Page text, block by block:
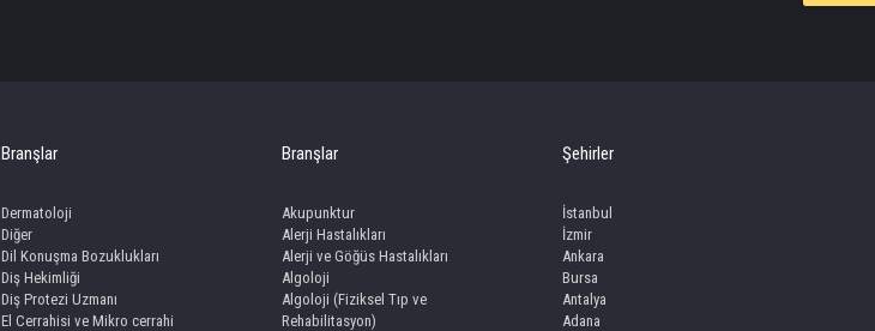
Branşlar
Dermatoloji
Diğer
Dil Konuşma Bozuklukları
Diş Hekimliği
Diş Protezi Uzmanı
El Cerrahisi ve Mikro cerrahi
Branşlar
Akupunktur
Alerji Hastalıkları
Alerji ve Göğüs Hastalıkları
Algoloji
Algoloji (Fiziksel Tıp ve
Rehabilitasyon)
Şehirler
İstanbul
İzmir
Ankara
Bursa
Antalya
Adana